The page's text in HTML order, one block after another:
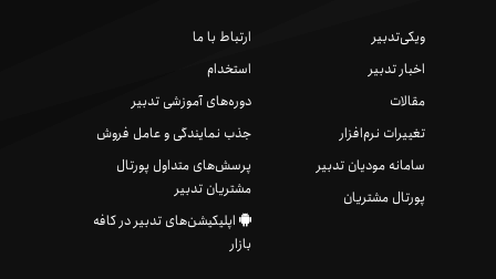
ویکی‌تدبیر
اخبار تدبیر
مقالات
تغییرات نرم‌افزار
سامانه مودیان تدبیر
پورتال مشتریان
ارتباط با ما
استخدام
دوره‌های آموزشی تدبیر
جذب نمایندگی و عامل فروش
پرسش‌های متداول پورتال
مشتریان تدبیر
اپلیکیشن‌های تدبیر در کافه
بازار